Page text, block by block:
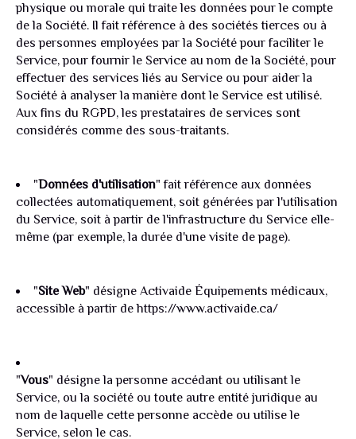
physique ou morale qui traite les données pour le compte
de la Société. Il fait référence à des sociétés tierces ou à
des personnes employées par la Société pour faciliter le
Service, pour fournir le Service au nom de la Société, pour
effectuer des services liés au Service ou pour aider la
Société à analyser la manière dont le Service est utilisé.
Aux fins du RGPD, les prestataires de services sont
considérés comme des sous-traitants.
"Données d'utilisation" fait référence aux données
collectées automatiquement, soit générées par l'utilisation
du Service, soit à partir de l'infrastructure du Service elle-
même (par exemple, la durée d'une visite de page).
"Site Web" désigne Activaide Équipements médicaux,
accessible à partir de https://www.activaide.ca/
"Vous" désigne la personne accédant ou utilisant le
Service, ou la société ou toute autre entité juridique au
nom de laquelle cette personne accède ou utilise le
Service, selon le cas.